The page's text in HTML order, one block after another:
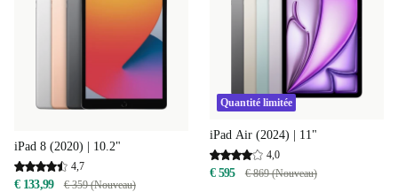
iPad 8 (2020) | 10.2"
4,7
€ 133,99 € 359 (Nouveau)
Quantité limitée
iPad Air (2024) | 11"
4,0
€ 595 € 869 (Nouveau)